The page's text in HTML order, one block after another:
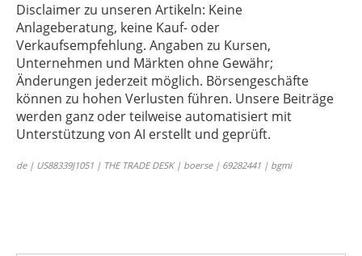
Disclaimer zu unseren Artikeln: Keine
Anlageberatung, keine Kauf- oder
Verkaufsempfehlung. Angaben zu Kursen,
Unternehmen und Märkten ohne Gewähr;
Änderungen jederzeit möglich. Börsengeschäfte
können zu hohen Verlusten führen. Unsere Beiträge
werden ganz oder teilweise automatisiert mit
Unterstützung von AI erstellt und geprüft.
de | US88339J1051 | THE TRADE DESK | boerse | 69282441 | bgmi